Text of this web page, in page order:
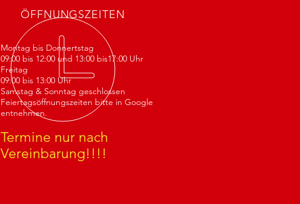
ÖFFNUNGSZEITEN
Montag bis Donnertstag
09:00 bis 12:00 und 13:00 bis17:00 Uhr
Freitag
09:00 bis 13:00 Uhr
Samstag & Sonntag geschlossen
Feiertagsöffnungszeiten bitte in Google
entnehmen.
Termine nur nach
Vereinbarung!!!!